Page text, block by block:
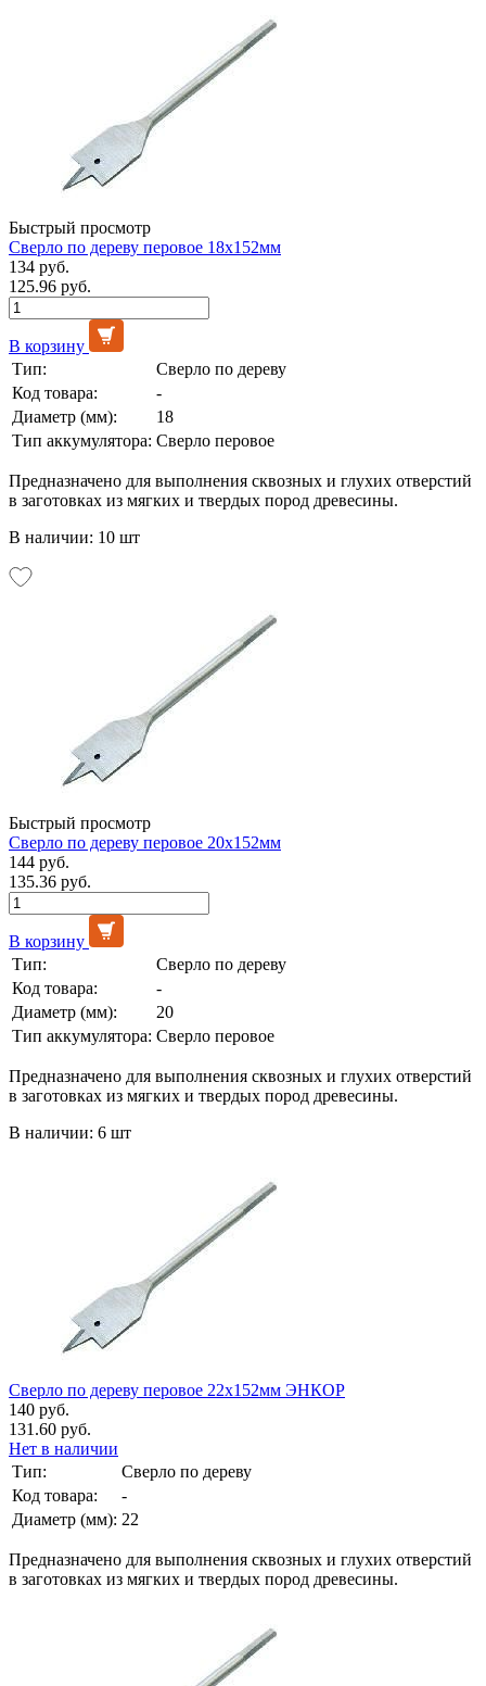
Быстрый просмотр
Сверло по дереву перовое 18х152мм
134 руб.
125.96 руб.
В корзину
Тип:
Сверло по дереву
Код товара:
-
Диаметр (мм):
18
Тип аккумулятора: Сверло перовое
Предназначено для выполнения сквозных и глухих отверстий
в заготовках из мягких и твердых пород древесины.
В наличии: 10 шт
Быстрый просмотр
Сверло по дереву перовое 20х152мм
144 руб.
135.36 руб.
В корзину
Тип:
Сверло по дереву
Код товара:
-
Диаметр (мм):
20
Тип аккумулятора: Сверло перовое
Предназначено для выполнения сквозных и глухих отверстий
в заготовках из мягких и твердых пород древесины.
В наличии: 6 шт
Сверло по дереву перовое 22х152мм ЭНКОР
140 руб.
131.60 руб.
Нет в наличии
Тип:
Сверло по дереву
Код товара:
-
Диаметр (мм): 22
Предназначено для выполнения сквозных и глухих отверстий
в заготовках из мягких и твердых пород древесины.